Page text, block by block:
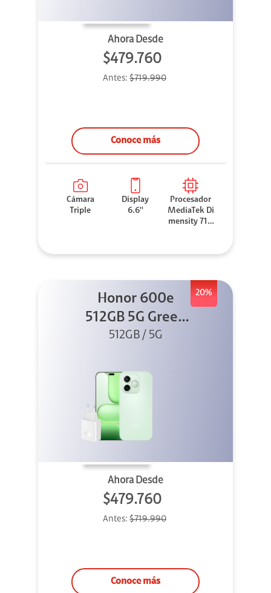
Ahora Desde
$479.760
Antes: $719.990
Conoce más
Cámara
Triple
Display
6.6''
Procesador
MediaTek Di
mensity 710
20%
Honor 600e
512GB 5G Green
+ 45W
512GB / 5G
Ahora Desde
$479.760
Antes: $719.990
Conoce más